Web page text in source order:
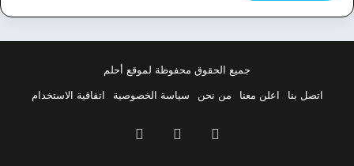
جميع الحقوق محفوظة لموقع أحلم
اتصل بنا
اعلن معنا من نحن سياسة الخصوصية اتفاقية الاستخدام
فيسبوك